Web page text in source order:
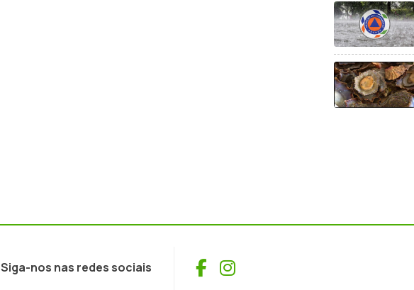
Siga-nos nas redes sociais Facebook
Instagram